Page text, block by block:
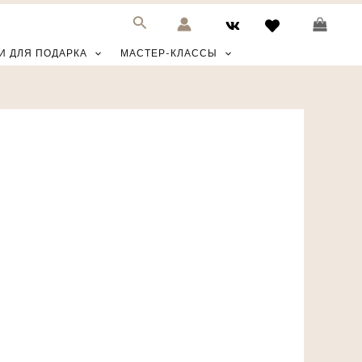
ДЛЯ ПОДАРКА МАСТЕР-КЛАССЫ